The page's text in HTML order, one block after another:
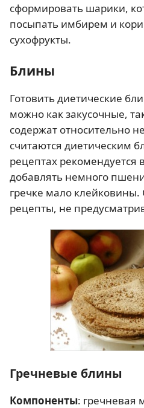
сформировать шарики,
посыпать имбирем и
сухофрукты.
Блины
Готовить диетические
можно как закусочные,
содержат относительно
считаются диетическим
рецептах рекомендуется
добавлять немного
гречке мало
рецепты, не
Гречневые блины
Компоненты: гречневая